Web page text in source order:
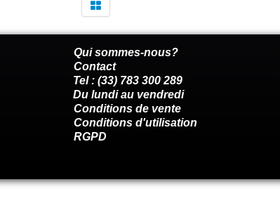
Qui sommes-nous?
Contact
Tel : (33) 783 300 289
Du lundi au vendredi
Conditions de vente
Conditions d'utilisation
RGPD